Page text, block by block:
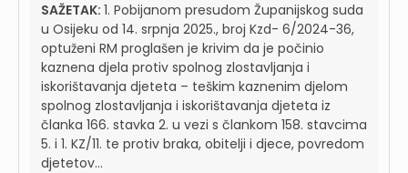
SAŽETAK: 1. Pobijanom presudom Županijskog suda
u Osijeku od 14. srpnja 2025., broj Kzd- 6/2024-36,
optuženi RM proglašen je krivim da je počinio
kaznena djela protiv spolnog zlostavljanja i
iskorištavanja djeteta – teškim kaznenim djelom
spolnog zlostavljanja i iskorištavanja djeteta iz
članka 166. stavka 2. u vezi s člankom 158. stavcima
5. i 1. KZ/11. te protiv braka, obitelji i djece, povredom
djetetov...